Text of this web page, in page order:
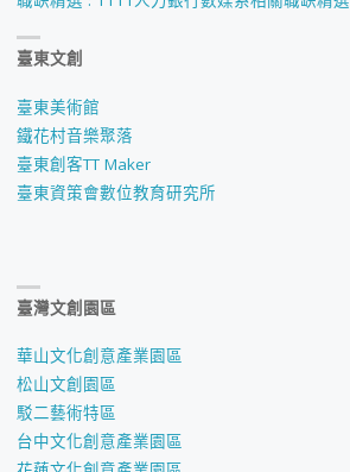
臺東文創
臺東美術館
鐵花村音樂聚落
臺東創客TT Maker
臺東資策會數位教育研究所
臺灣文創園區
華山文化創意產業園區
松山文創園區
駁二藝術特區
台中文化創意產業園區